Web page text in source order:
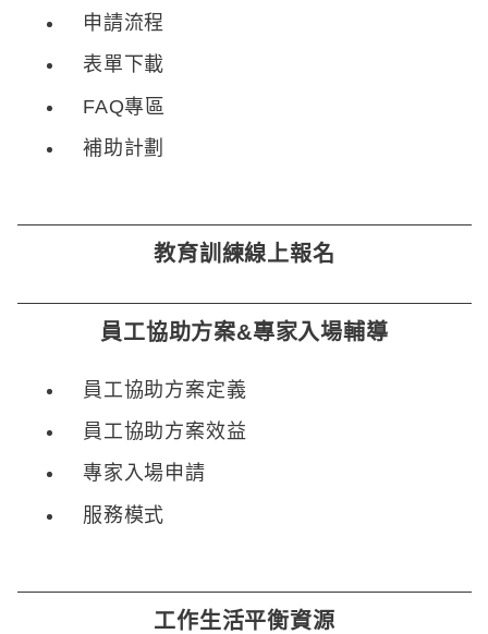
申請流程
表單下載
FAQ專區
補助計劃
教育訓練線上報名
員工協助方案&專家入場輔導
員工協助方案定義
員工協助方案效益
專家入場申請
服務模式
工作生活平衡資源